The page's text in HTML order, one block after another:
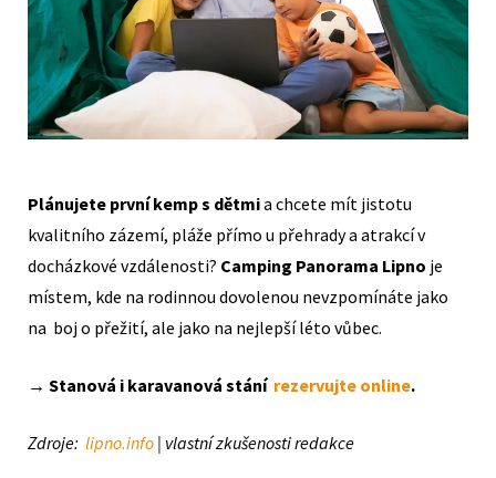
Plánujete první kemp s dětmia chcete mít jistotu
kvalitního zázemí, pláže přímo u přehrady a atrakcí v
docházkové vzdálenosti? Camping Panorama Lipno je
místem, kde na rodinnou dovolenou nevzpomínáte jako
na boj o přežití, ale jako na nejlepší léto vůbec.
→ Stanová i karavanová stání rezervujte online.
Zdroje: lipno.info | vlastní zkušenosti redakce